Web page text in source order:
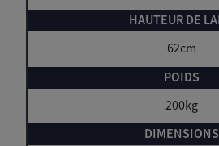
62cm
200kg